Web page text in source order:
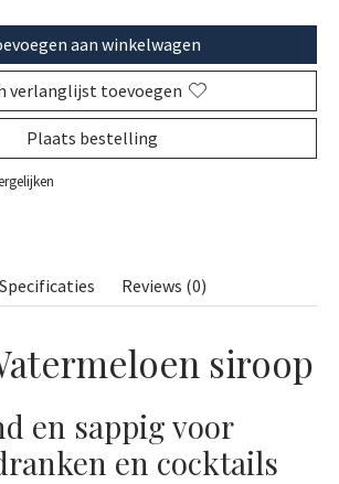
aan winkelwagen
verlanglijst toevoegen
Plaats bestelling
Specificaties Reviews (0)
siroop
en sappig voor
en cocktails